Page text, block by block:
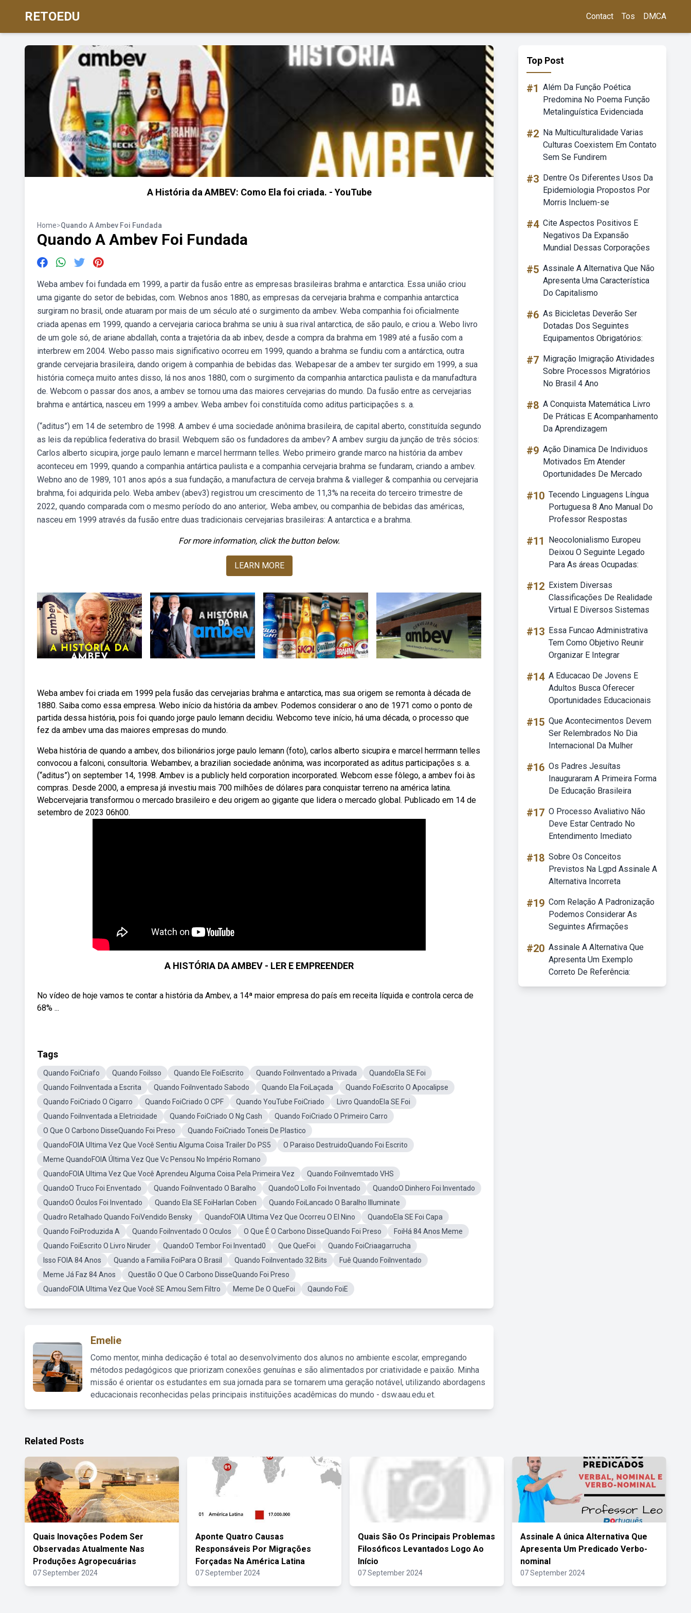
RETOEDU Contact Tos DMCA
A História da AMBEV: Como Ela foi criada. - YouTube
Home>Quando A Ambev Foi Fundada
Quando A Ambev Foi Fundada
Weba ambev foi fundada em 1999, a partir da fusão entre as empresas brasileiras brahma e antarctica. Essa união criou
uma gigante do setor de bebidas, com. Webnos anos 1880, as empresas da cervejaria brahma e companhia antarctica
surgiram no brasil, onde atuaram por mais de um século até o surgimento da ambev. Weba companhia foi oficialmente
criada apenas em 1999, quando a cervejaria carioca brahma se uniu à sua rival antarctica, de são paulo, e criou a. Webo livro
de um gole só, de ariane abdallah, conta a trajetória da ab inbev, desde a compra da brahma em 1989 até a fusão com a
interbrew em 2004. Webo passo mais significativo ocorreu em 1999, quando a brahma se fundiu com a antárctica, outra
grande cervejaria brasileira, dando origem à companhia de bebidas das. Webapesar de a ambev ter surgido em 1999, a sua
história começa muito antes disso, lá nos anos 1880, com o surgimento da companhia antarctica paulista e da manufadtura
de. Webcom o passar dos anos, a ambev se tornou uma das maiores cervejarias do mundo. Da fusão entre as cervejarias
brahma e antártica, nasceu em 1999 a ambev. Weba ambev foi constituída como aditus participações s. a.
(“aditus”) em 14 de setembro de 1998. A ambev é uma sociedade anônima brasileira, de capital aberto, constituída segundo
as leis da república federativa do brasil. Webquem são os fundadores da ambev? A ambev surgiu da junção de três sócios:
Carlos alberto sicupira, jorge paulo lemann e marcel herrmann telles. Webo primeiro grande marco na história da ambev
aconteceu em 1999, quando a companhia antártica paulista e a companhia cervejaria brahma se fundaram, criando a ambev.
Webno ano de 1989, 101 anos após a sua fundação, a manufactura de cerveja brahma & vialleger & companhia ou cervejaria
brahma, foi adquirida pelo. Weba ambev (abev3) registrou um crescimento de 11,3% na receita do terceiro trimestre de
2022, quando comparada com o mesmo período do ano anterior,. Weba ambev, ou companhia de bebidas das américas,
nasceu em 1999 através da fusão entre duas tradicionais cervejarias brasileiras: A antarctica e a brahma.
For more information, click the button below.
LEARN MORE
Weba ambev foi criada em 1999 pela fusão das cervejarias brahma e antarctica, mas sua origem se remonta à década de
1880. Saiba como essa empresa. Webo início da história da ambev. Podemos considerar o ano de 1971 como o ponto de
partida dessa história, pois foi quando jorge paulo lemann decidiu. Webcomo teve início, há uma década, o processo que
fez da ambev uma das maiores empresas do mundo.
Weba história de quando a ambev, dos bilionários jorge paulo lemann (foto), carlos alberto sicupira e marcel herrmann telles
convocou a falconi, consultoria. Webambev, a brazilian sociedade anônima, was incorporated as aditus participações s. a.
(“aditus”) on september 14, 1998. Ambev is a publicly held corporation incorporated. Webcom esse fôlego, a ambev foi às
compras. Desde 2000, a empresa já investiu mais 700 milhões de dólares para conquistar terreno na américa latina.
Webcervejaria transformou o mercado brasileiro e deu origem ao gigante que lidera o mercado global. Publicado em 14 de
setembro de 2023 06h00.
A HISTÓRIA DA AMBEV - LER E EMPREENDER
No vídeo de hoje vamos te contar a história da Ambev, a 14ª maior empresa do país em receita líquida e controla cerca de
68% ...
Tags
Quando FoiCriafo Quando FoiIsso Quando Ele FoiEscrito Quando FoiInventado a Privada
QuandoEla SE Foi
Quando FoiInventada a Escrita
Quando FoiInventado Sabodo Quando Ela FoiLaçada
Quando FoiEscrito O Apocalipse
Quando FoiCriado O Cigarro
Quando FoiCriado O CPF Quando YouTube FoiCriado
Livro QuandoEla SE Foi
Quando FoiInventada a Eletricidade
Quando FoiCriado O Ng Cash
Quando FoiCriado O Primeiro Carro
O Que O Carbono DisseQuando Foi Preso
Quando FoiCriado Toneis De Plastico
QuandoFOIA Ultima Vez Que Você Sentiu Alguma Coisa Trailer Do PS5
O Paraiso DestruidoQuando Foi Escrito
Meme QuandoFOIA Última Vez Que Vc Pensou No Império Romano
QuandoFOIA Ultima Vez Que Você Aprendeu Alguma Coisa Pela Primeira Vez
Quando FoiInvemtado VHS
QuandoO Truco Foi Enventado
Quando FoiInventado O Baralho QuandoO Lollo Foi Inventado
QuandoO Dinhero Foi Inventado
QuandoO Óculos Foi Inventado
Quando Ela SE FoiHarlan Coben
Quando FoiLancado O Baralho Illuminate
Quadro Retalhado Quando FoiVendido Bensky
QuandoFOIA Ultima Vez Que Ocorreu O El Nino
QuandoEla SE Foi Capa
Quando FoiProduzida A
Quando FoiInventado O Oculos O Que É O Carbono DisseQuando Foi Preso
FoiHá 84 Anos Meme
Quando FoiEscrito O Livro Niruder
QuandoO Tembor Foi Inventad0 Que QueFoi
Quando FoiCriaagarrucha
Isso FOIA 84 Anos
Quando a Familia FoiPara O Brasil Quando FoiInventado 32 Bits
Fuê Quando FoiInventado
Meme Já Faz 84 Anos
Questão O Que O Carbono DisseQuando Foi Preso
QuandoFOIA Ultima Vez Que Você SE Amou Sem Filtro
Meme De O QueFoi Qaundo FoiE
Emelie
Como mentor, minha dedicação é total ao desenvolvimento dos alunos no ambiente escolar, empregando
métodos pedagógicos que priorizam conexões genuínas e são alimentados por criatividade e paixão. Minha
missão é orientar os estudantes em sua jornada para se tornarem uma geração notável, utilizando abordagens
educacionais reconhecidas pelas principais instituições acadêmicas do mundo - dsw.aau.edu.et.
Top Post
#1 Além Da Função Poética
Predomina No Poema Função
Metalinguística Evidenciada
#2 Na Multiculturalidade Varias
Culturas Coexistem Em Contato
Sem Se Fundirem
#3 Dentre Os Diferentes Usos Da
Epidemiologia Propostos Por
Morris Incluem-se
#4 Cite Aspectos Positivos E
Negativos Da Expansão
Mundial Dessas Corporações
#5 Assinale A Alternativa Que Não
Apresenta Uma Característica
Do Capitalismo
#6 As Bicicletas Deverão Ser
Dotadas Dos Seguintes
Equipamentos Obrigatórios:
#7 Migração Imigração Atividades
Sobre Processos Migratórios
No Brasil 4 Ano
#8 A Conquista Matemática Livro
De Práticas E Acompanhamento
Da Aprendizagem
#9 Ação Dinamica De Individuos
Motivados Em Atender
Oportunidades De Mercado
#10 Tecendo Linguagens Língua
Portuguesa 8 Ano Manual Do
Professor Respostas
#11
Neocolonialismo Europeu
Deixou O Seguinte Legado
Para As áreas Ocupadas:
#12 Existem Diversas
Classificações De Realidade
Virtual E Diversos Sistemas
#13 Essa Funcao Administrativa
Tem Como Objetivo Reunir
Organizar E Integrar
#14 A Educacao De Jovens E
Adultos Busca Oferecer
Oportunidades Educacionais
#15 Que Acontecimentos Devem
Ser Relembrados No Dia
Internacional Da Mulher
#16 Os Padres Jesuítas
Inauguraram A Primeira Forma
De Educação Brasileira
#17 O Processo Avaliativo Não
Deve Estar Centrado No
Entendimento Imediato
#18 Sobre Os Conceitos
Previstos Na Lgpd Assinale A
Alternativa Incorreta
#19 Com Relação A Padronização
Podemos Considerar As
Seguintes Afirmações
#20 Assinale A Alternativa Que
Apresenta Um Exemplo
Correto De Referência:
Related Posts
Quais Inovações Podem Ser
Observadas Atualmente Nas
Produções Agropecuárias
07 September 2024
Aponte Quatro Causas
Responsáveis Por Migrações
Forçadas Na América Latina
07 September 2024
Quais São Os Principais Problemas
Filosóficos Levantados Logo Ao
Início
07 September 2024
Assinale A única Alternativa Que
Apresenta Um Predicado Verbo-
nominal
07 September 2024